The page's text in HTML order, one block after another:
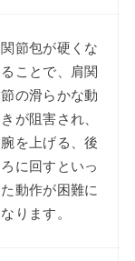
関節包が硬くな
ることで、肩関
節の滑らかな動
きが阻害され、
腕を上げる、後
ろに回すといっ
た動作が困難に
なります。